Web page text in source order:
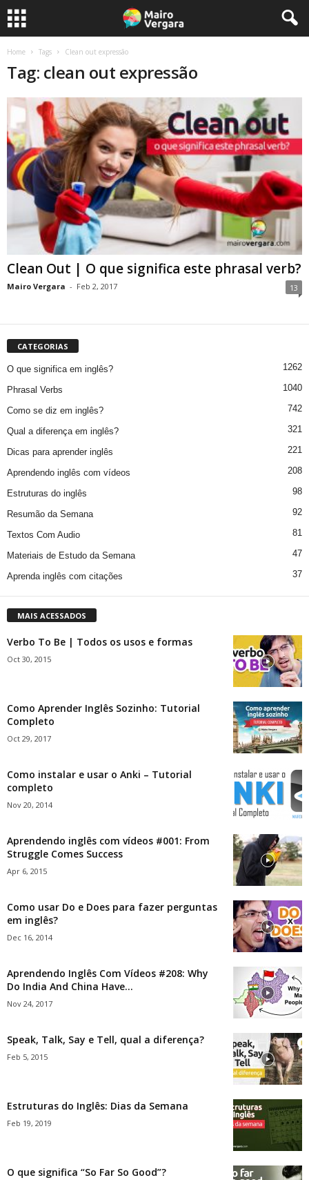
Home Tags Clean out expressão
Tag: clean out expressão
Clean Out | O que significa este phrasal verb?
Mairo Vergara - Feb 2, 2017 13
CATEGORIAS
O que significa em inglês? 1262
Phrasal Verbs 1040
Como se diz em inglês? 742
Qual a diferença em inglês? 321
Dicas para aprender inglês 221
Aprendendo inglês com vídeos 208
Estruturas do inglês 98
Resumão da Semana 92
Textos Com Audio 81
Materiais de Estudo da Semana 47
Aprenda inglês com citações 37
MAIS ACESSADOS
Verbo To Be | Todos os usos e formas
Oct 30, 2015
Como Aprender Inglês Sozinho: Tutorial
Completo
Oct 29, 2017
Como instalar e usar o Anki – Tutorial
completo
Nov 20, 2014
Aprendendo inglês com vídeos #001: From
Struggle Comes Success
Apr 6, 2015
Como usar Do e Does para fazer perguntas
em inglês?
Dec 16, 2014
Aprendendo Inglês Com Vídeos #208: Why
Do India And China Have...
Nov 24, 2017
Speak, Talk, Say e Tell, qual a diferença?
Feb 5, 2015
Estruturas do Inglês: Dias da Semana
Feb 19, 2019
O que significa “So Far So Good”?